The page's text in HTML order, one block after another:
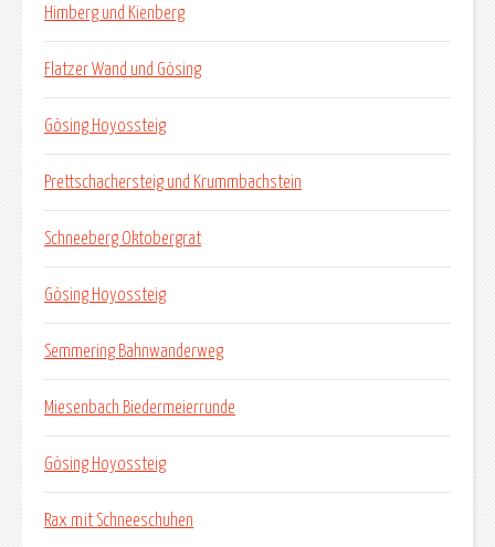
Himberg und Kienberg
Flatzer Wand und Gösing
Gösing Hoyossteig
Prettschachersteig und Krummbachstein
Schneeberg Oktobergrat
Gösing Hoyossteig
Semmering Bahnwanderweg
Miesenbach Biedermeierrunde
Gösing Hoyossteig
Rax mit Schneeschuhen